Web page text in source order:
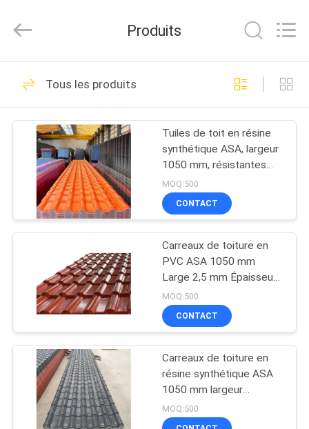
MAISON
PRODUITS
PROPOS
NOUS
VISITE
D'USINE
CONTRÔLE
QUALITÉ
Yiquan
Plastic
Co.Ltd.
Reserved.
Tuile de toit de
résine synthétique
276
Tuiles de toit en
plastique
57
Tuiles de toit de
176
Produits
Tous les produits
Tuiles de toit en résine
synthétique ASA, largeur
1050 mm, résistantes
aux chocs
MOQ:500
CONTACT
Carreaux de toiture en
PVC ASA 1050 mm
Large 2,5 mm Épaisseur
ignifuge
MOQ:500
CONTACT
Carreaux de toiture en
résine synthétique ASA
1050 mm largeur
longueur personnalisée
étanche au vent
MOQ:500